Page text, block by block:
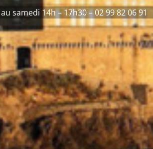
samedi 14h – 17h30 – 02 99 82 06 91